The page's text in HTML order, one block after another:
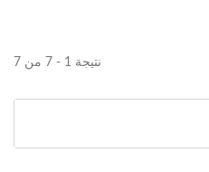
نتيجة 1 - 7 من 7